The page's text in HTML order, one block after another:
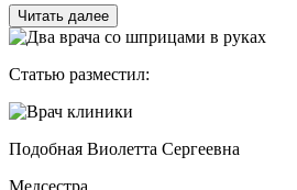
Читать далее
Статью разместил:
Подобная Виолетта Сергеевна